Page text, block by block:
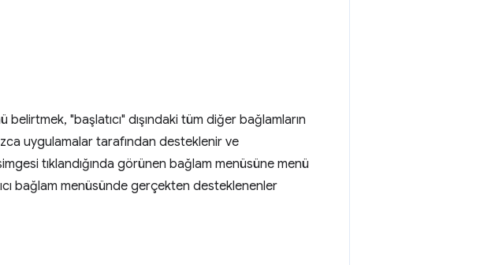
"başlatıcı" dışındaki tüm diğer bağlamların
uygulamalar tarafından desteklenir ve
tıklandığında görünen bağlam menüsüne menü
bağlam menüsünde gerçekten desteklenenler